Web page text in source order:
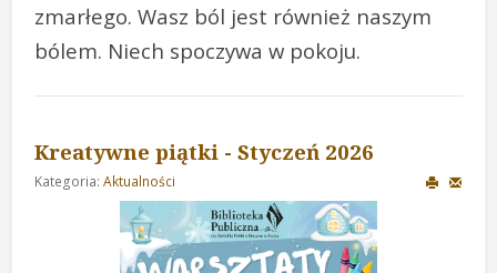
zmarłego. Wasz ból jest również naszym
bólem. Niech spoczywa w pokoju.
Kreatywne piątki - Styczeń 2026
Kategoria: Aktualności